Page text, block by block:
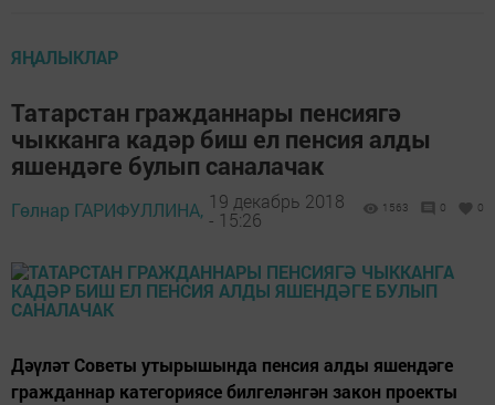
ЯҢАЛЫКЛАР
Татарстан гражданнары пенсиягә
чыкканга кадәр биш ел пенсия алды
яшендәге булып саналачак
Гөлнар ГАРИФУЛЛИНА, 19 декабрь 2018
- 15:26
1563 0 0
Дәүләт Советы утырышында пенсия алды яшендәге
гражданнар категориясе билгеләнгән закон проекты